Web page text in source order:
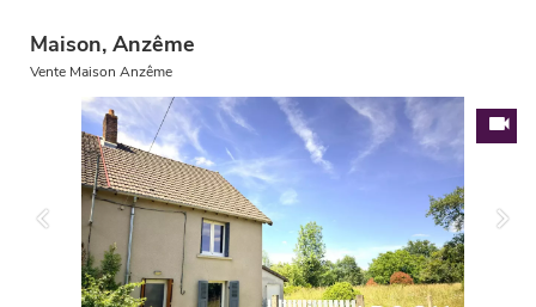
Maison, Anzême
Vente Maison Anzême